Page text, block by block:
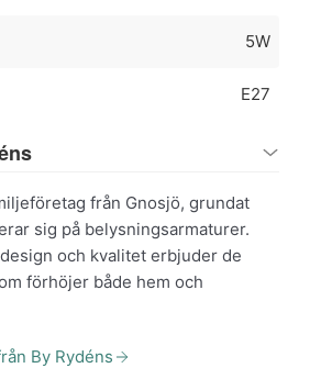
5W
E27
från Gnosjö, grundat
sig på belysningsarmaturer.
och kvalitet erbjuder de
förhöjer både hem och
By Rydéns